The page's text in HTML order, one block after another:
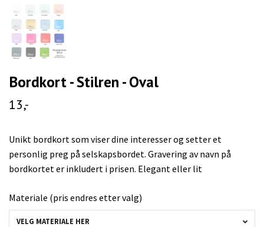
Bordkort - Stilren - Oval
13,-
Unikt bordkort som viser dine interesser og setter et
personlig preg på selskapsbordet. Gravering av navn på
bordkortet er inkludert i prisen. Elegant eller lit
Materiale (pris endres etter valg)
VELG MATERIALE HER